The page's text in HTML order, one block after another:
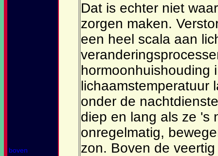
boven
Dat is echter niet
zorgen maken.
een heel scala aan
hormoonhuishouding
lichaamstemperatuur
onder de
diep en lang als ze 's
onregelmatig,
zon. Boven de